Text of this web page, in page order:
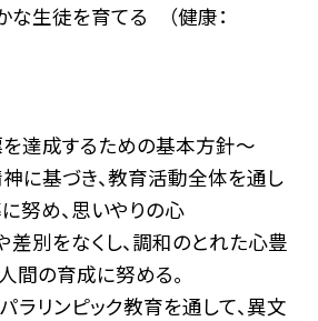
生徒を育てる （健康：
達成するための基本方針〜
基づき、教育活動全体を通し
努め、思いやりの心
別をなくし、調和のとれた心豊
間の育成に努める。
ラリンピック教育を通して、異文